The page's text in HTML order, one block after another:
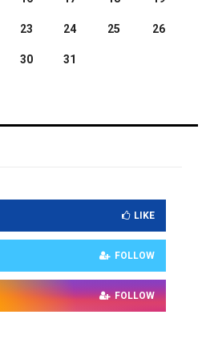
23 24 25 26
30
31
LIKE
FOLLOW
FOLLOW